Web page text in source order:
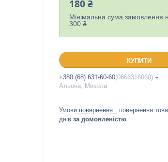
180 ₴
Мінімальна сума замовлення
300 ₴
КУПИТИ
+380 (68) 631-60-60 0666316060
Альона, Микола
повернення
днів за домовленістю